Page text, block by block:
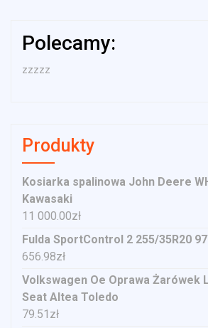
Polecamy:
zzzzz
Produkty
Kosiarka spalinowa John Deere
Kawasaki
11 000.00zł
Fulda SportControl 2 255/35R20
656.98zł
Volkswagen Oe Oprawa Żarówek
Seat Altea Toledo
79.51 zł